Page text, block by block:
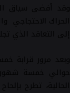
وقد أفضى سياق
الحراك الاحتجاجي
إلى التعاقد الذي
وبعد مرور قرابة
حوالي خمسة شهور
الحالية، تطرح